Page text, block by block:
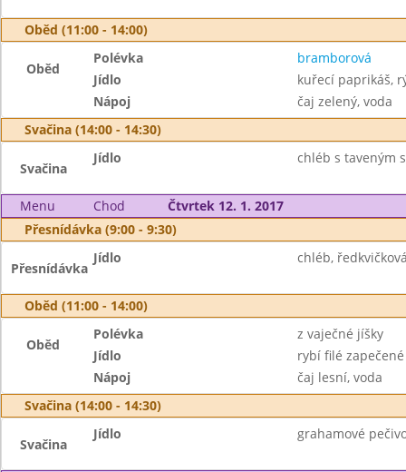
Oběd (11:00 - 14:00)
Oběd
Polévka
bramborová
Jídlo
kuřecí paprikáš,
Nápoj
čaj zelený, voda
Svačina (14:00 - 14:30)
Svačina
Jídlo chléb s taveným
Menu Chod
Čtvrtek 12. 1. 2017
Přesnídávka (9:00 - 9:30)
Přesnídávka
Jídlo chléb,
Oběd (11:00 - 14:00)
Oběd
Polévka
z vaječné jíšky
Jídlo
rybí filé
Nápoj
čaj lesní, voda
Svačina (14:00 - 14:30)
Svačina
Jídlo grahamové